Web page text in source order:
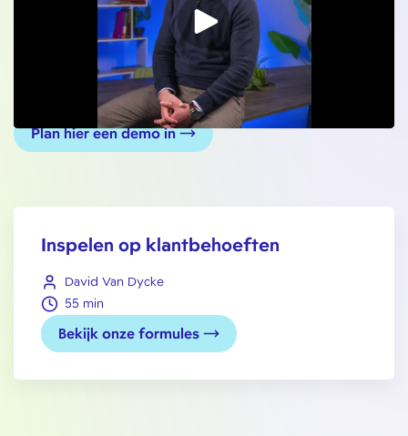
Plan hier een demo in
Inspelen op klantbehoeften
David Van Dycke
55 min
Bekijk onze formules